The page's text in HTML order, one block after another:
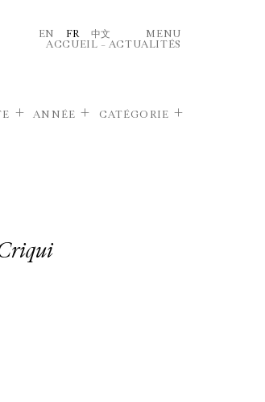
EN FR 中文
MENU
ACCUEIL – ACTUALITÉS
ANNÉE CATÉGORIE